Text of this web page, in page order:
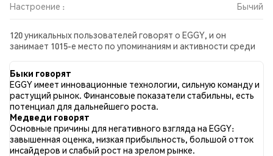
Настроение :
Бычий
120 уникальных пользователей говорят о EGGY, и он
занимает 1015-е место по упоминаниям и активности среди
отношении EGGY во всех социальных сетях было Бычий.
Всего было опубликовано 0 новостных статей о EGGY. В
Twitter 37.31% твитов имели бычий настрой по сравнению с
4.42% твитов с медвежьим настроем по EGGY. 58.27% твитов
были нейтральными по отношению к EGGY. Эти данные
основаны на 1040 твитах.
Быки говорят
EGGY имеет инновационные технологии, сильную команду и
растущий рынок. Финансовые показатели стабильны, есть
потенциал для дальнейшего роста.
Медведи говорят
Основные причины для негативного взгляда на EGGY:
завышенная оценка, низкая прибыльность, большой отток
инсайдеров и слабый рост на зрелом рынке.